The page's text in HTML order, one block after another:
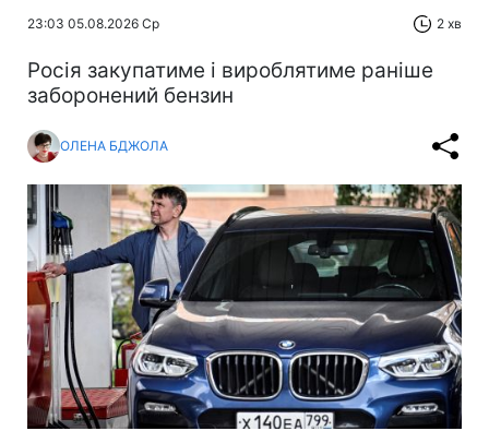
23:03 05.08.2026 Ср 2 хв
Росія закупатиме і вироблятиме раніше
заборонений бензин
ОЛЕНА БДЖОЛА